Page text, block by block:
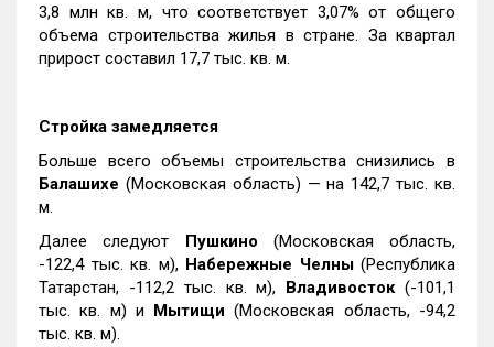
3,8 млн кв. м, что соответствует 3,07% от общего
объема строительства жилья в стране. За квартал
прирост составил 17,7 тыс. кв. м.
Стройка замедляется
Больше всего объемы строительства снизились в
Балашихе (Московская область) — на 142,7 тыс. кв.
м.
Далее следуют Пушкино (Московская область,
-122,4 тыс. кв. м), Набережные Челны(Республика
Татарстан, -112,2 тыс. кв. м), Владивосток(-101,1
тыс. кв. м) и Мытищи (Московская область, -94,2
тыс. кв. м).